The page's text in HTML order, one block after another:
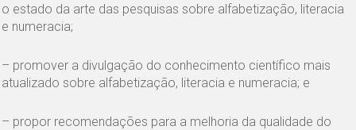
o estado da arte das pesquisas sobre alfabetização, literacia
e numeracia;
– promover a divulgação do conhecimento científico mais
atualizado sobre alfabetização, literacia e numeracia; e
– propor recomendações para a melhoria da qualidade do